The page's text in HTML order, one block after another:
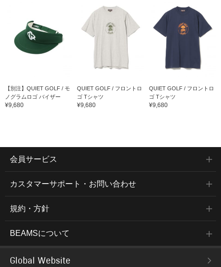
【別注】QUIET GOLF / モ
ノグラムロゴ バイザー
¥9,680
QUIET GOLF / フロントロ
ゴ Tシャツ
¥9,680
QUIET GOLF / フロントロ
ゴ Tシャツ
¥9,680
会員サービス
カスタマーサポート・お問い合わせ
規約・方針
BEAMSについて
Global Website